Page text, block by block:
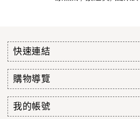
快速連結
購物導覽
我的帳號